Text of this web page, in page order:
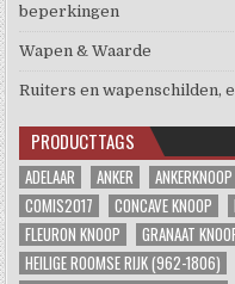
beperkingen
Wapen & Waarde
Ruiters en wapenschilden,
PRODUCTTAGS
ADELAAR ANKER ANKERKNOOP
COMIS2017
CONCAVE KNOOP
FLEURON KNOOP
GRANAAT
HEILIGE ROOMSE RIJK (962-1806)